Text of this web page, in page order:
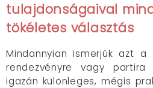
tulajdonságaival
tökéletes választás
Mindannyian ismerjük azt
rendezvényre vagy partira
igazán különleges, mégis